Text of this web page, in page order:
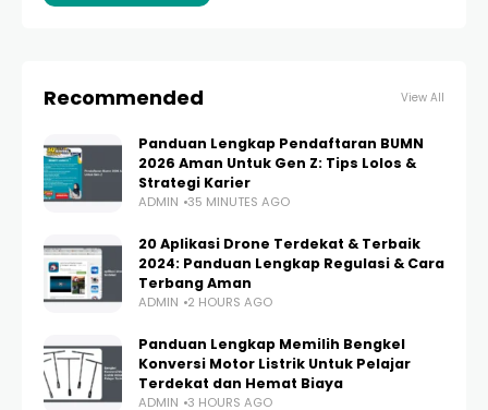
Recommended View All
Panduan Lengkap Pendaftaran BUMN
2026 Aman Untuk Gen Z: Tips Lolos &
Strategi Karier
ADMIN 35 MINUTES AGO
20 Aplikasi Drone Terdekat & Terbaik
2024: Panduan Lengkap Regulasi & Cara
Terbang Aman
ADMIN 2 HOURS AGO
Panduan Lengkap Memilih Bengkel
Konversi Motor Listrik Untuk Pelajar
Terdekat dan Hemat Biaya
ADMIN 3 HOURS AGO